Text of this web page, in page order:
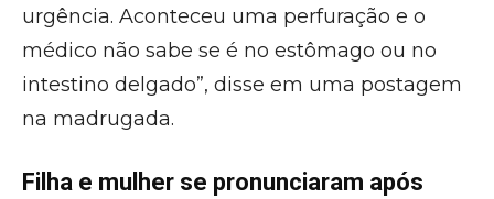
urgência. Aconteceu uma perfuração e o
médico não sabe se é no estômago ou no
intestino delgado”, disse em uma postagem
na madrugada.
Filha e mulher se pronunciaram após